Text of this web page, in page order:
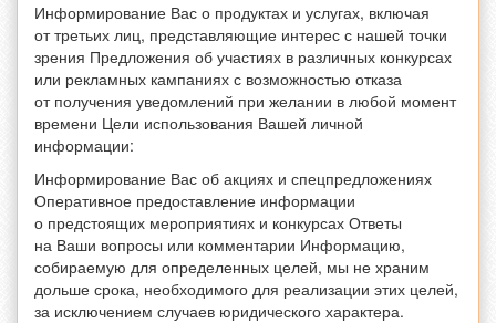
Информирование Вас о продуктах и услугах, включая
от третьих лиц, представляющие интерес с нашей точки
зрения Предложения об участиях в различных конкурсах
или рекламных кампаниях с возможностью отказа
от получения уведомлений при желании в любой момент
времени Цели использования Вашей личной
информации:
Информирование Вас об акциях и спецпредложениях
Оперативное предоставление информации
о предстоящих мероприятиях и конкурсах Ответы
на Ваши вопросы или комментарии Информацию,
собираемую для определенных целей, мы не храним
дольше срока, необходимого для реализации этих целей,
за исключением случаев юридического характера.